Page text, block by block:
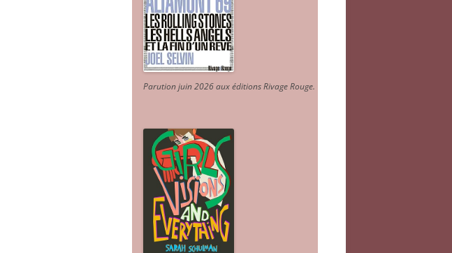
Parution juin 2026 aux éditions Rivage Rouge.